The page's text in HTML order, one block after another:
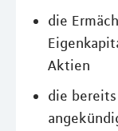
die
Aktien
die